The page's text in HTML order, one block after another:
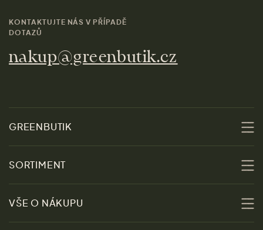
KONTAKTUJTE NÁS V PŘÍPADĚ
DOTAZŮ
nakup@greenbutik.cz
GREENBUTIK
Udržitelnost
SORTIMENT
Slevy
Ženy
VŠE O NÁKUPU